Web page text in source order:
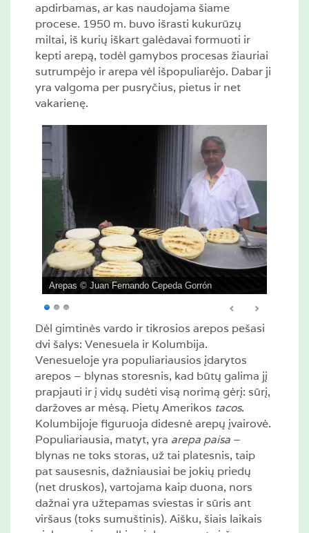
apdirbamas, ar kas naudojama šiame
procese. 1950 m. buvo išrasti kukurūzų
miltai, iš kurių iškart galėdavai formuoti ir
kepti arepą, todėl gamybos procesas žiauriai
sutrumpėjo ir arepa vėl išpopuliarėjo. Dabar ji
yra valgoma per pusryčius, pietus ir net
vakarienę.
Arepas © Juan Fernando Cepeda Gorrón
Dėl gimtinės vardo ir tikrosios arepos pešasi
dvi šalys: Venesuela ir Kolumbija.
Venesueloje yra populiariausios įdarytos
arepos – blynas storesnis, kad būtų galima jį
prapjauti ir į vidų sudėti visą norimą gėrį: sūrį,
daržoves ar mėsą. Pietų Amerikos tacos.
Kolumbijoje figuruoja didesnė arepų įvairovė.
Populiariausia, matyt, yra arepa paisa–
blynas ne toks storas, už tai platesnis, taip
pat sausesnis, dažniausiai be jokių priedų
(net druskos), vartojama kaip duona, nors
dažnai yra užtepamas sviestas ir sūris ant
viršaus (toks sumuštinis). Aišku, šiais laikais